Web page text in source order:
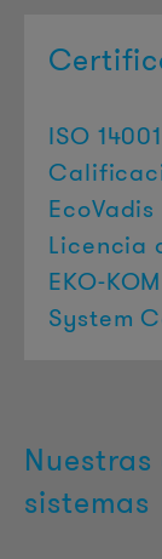
ISO
EcoVadis
Licencia
EKO-
System
sistemas